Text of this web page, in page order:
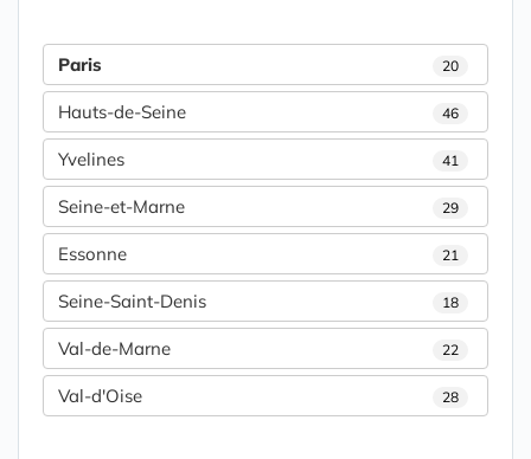
Paris 20
Hauts-de-Seine 46
Yvelines 41
Seine-et-Marne 29
Essonne 21
Seine-Saint-Denis 18
Val-de-Marne 22
Val-d'Oise 28